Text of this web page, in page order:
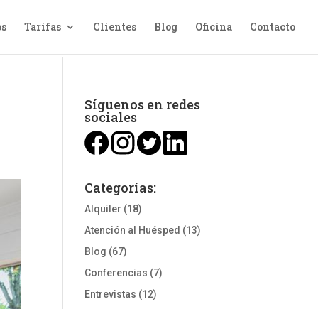
Tarifas Clientes Blog Oficina Contacto
Síguenos en redes
sociales
Categorías:
Alquiler (18)
Atención al Huésped (13)
Blog (67)
Conferencias (7)
Entrevistas (12)